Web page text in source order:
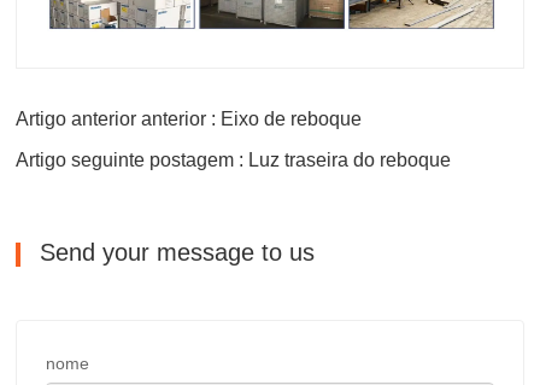
Artigo anterior anterior : Eixo de reboque
Artigo seguinte postagem : Luz traseira do reboque
Send your message to us
nome